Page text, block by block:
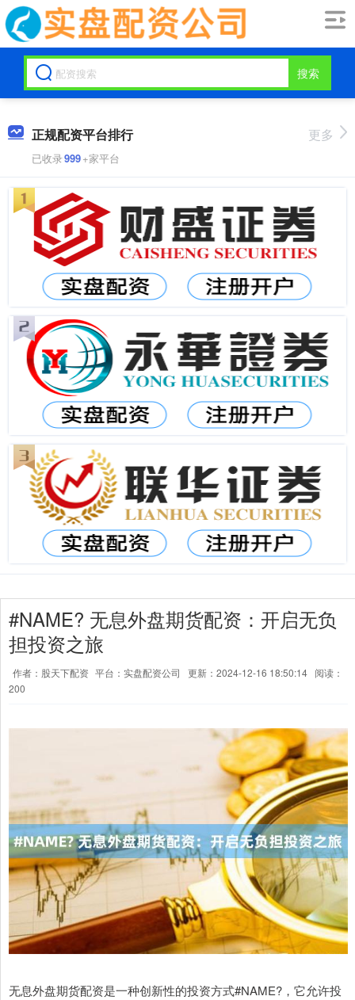
搜索
正规配资平台排行
已收录999+家平台
更多
#NAME? 无息外盘期货配资：开启无负
担投资之旅
作者：股天下配资 平台：实盘配资公司 更新：2024-12-16 18:50:14 阅读：
200
无息外盘期货配资是一种创新性的投资方式#NAME?，它允许投